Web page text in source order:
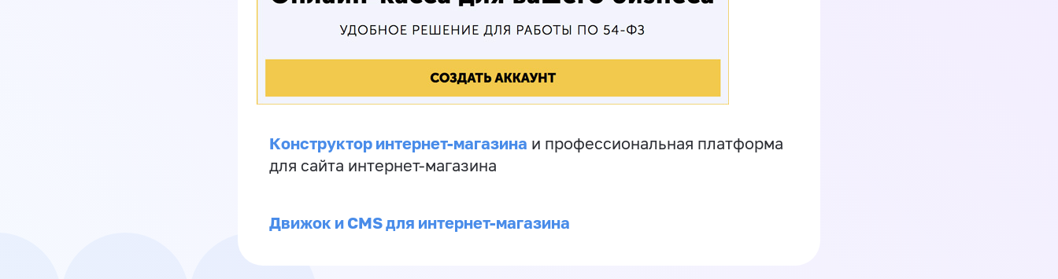
Конструктор интернет-магазина и профессиональная платформа
для сайта интернет-магазина
Движок и CMS для интернет-магазина